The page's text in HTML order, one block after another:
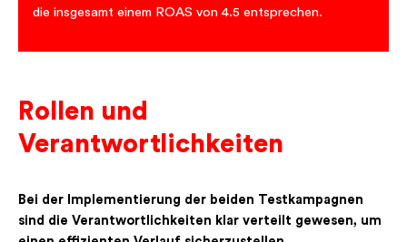
die insgesamt einem ROAS von 4.5 entsprechen.
Rollen und
Verantwortlichkeiten
Bei der Implementierung der beiden Testkampagnen
sind die Verantwortlichkeiten klar verteilt gewesen, um